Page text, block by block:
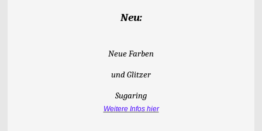
Neu:
Neue Farben
und Glitzer
Sugaring
Weitere Infos hier